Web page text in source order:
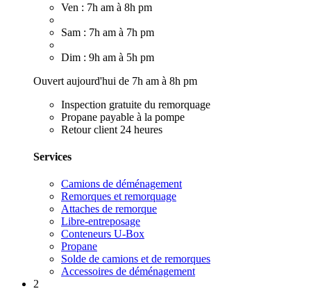
Ven : 7h am à 8h pm
Sam : 7h am à 7h pm
Dim : 9h am à 5h pm
Ouvert aujourd'hui de 7h am à 8h pm
Inspection gratuite du remorquage
Propane payable à la pompe
Retour client 24 heures
Services
Camions de déménagement
Remorques et remorquage
Attaches de remorque
Libre-entreposage
Conteneurs U-Box
Propane
Solde de camions et de remorques
Accessoires de déménagement
2